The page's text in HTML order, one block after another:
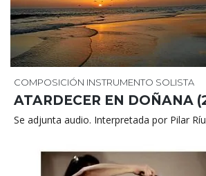
COMPOSICIÓN INSTRUMENTO SOLISTA
ATARDECER EN DOÑANA
Se adjunta audio. Interpretada por Pilar